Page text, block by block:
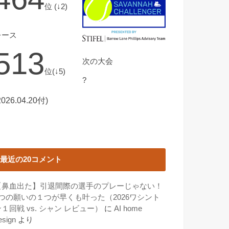
位 (↓2)
ス
位(↓5)
付)
次の大会
?
最近の20コメント
鼻血出た】引退間際の選手のプレーじゃない！
の願いの１つが早くも叶った（2026ワシント
回戦 vs. シャン レビュー）
に AI home
より